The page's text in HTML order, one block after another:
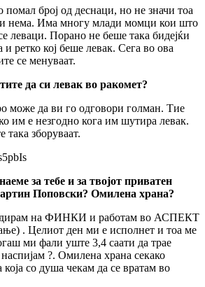
помал број од деснаци, но не значи тоа
нема. Има многу млади момци кои што
леваци. Порано не беше така бидејќи
ретко кој беше левак. Сега во ова
се менуваат.
да си левак во ракомет?
може да ви го одговори голман. Тие
им е незгодно кога им шутира левак.
зборуваат.
за тебе и за твојот приватен
Поповски? Омилена храна?
на ФИНКИ и работам во АСПЕКТ
. Целиот ден ми е исполнет и тоа ме
ми фали уште 3,4 саати да трае
?. Омилена храна секако
која со душа чекам да се вратам во